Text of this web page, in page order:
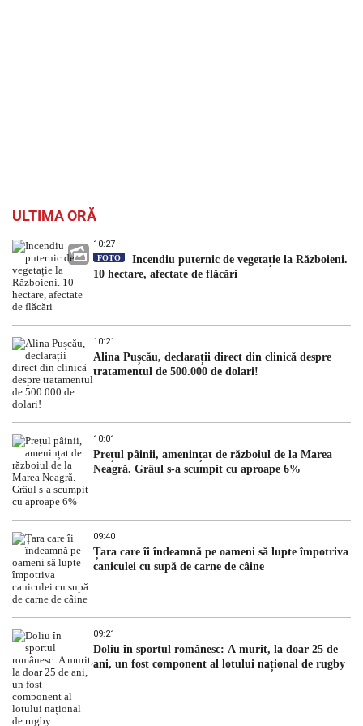
ULTIMA ORĂ
10:27
FOTO
Incendiu puternic de vegetație la Războieni.
10 hectare, afectate de flăcări
10:21
Alina Pușcău, declarații direct din clinică despre
tratamentul de 500.000 de dolari!
10:01
Prețul pâinii, amenințat de războiul de la Marea
Neagră. Grâul s-a scumpit cu aproape 6%
09:40
Țara care îi îndeamnă pe oameni să lupte împotriva
caniculei cu supă de carne de câine
09:21
Doliu în sportul românesc: A murit, la doar 25 de
ani, un fost component al lotului național de rugby